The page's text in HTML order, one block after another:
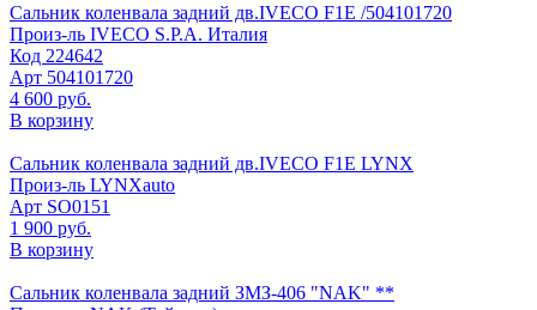
Сальник коленвала задний дв.IVECO F1E /504101720
Произ-ль IVECO S.P.A. Италия
Код 224642
Арт 504101720
4 600 руб.
В корзину
Сальник коленвала задний дв.IVECO F1E LYNX
Произ-ль LYNXauto
Арт SO0151
1 900 руб.
В корзину
Сальник коленвала задний ЗМЗ-406 "NAK" **